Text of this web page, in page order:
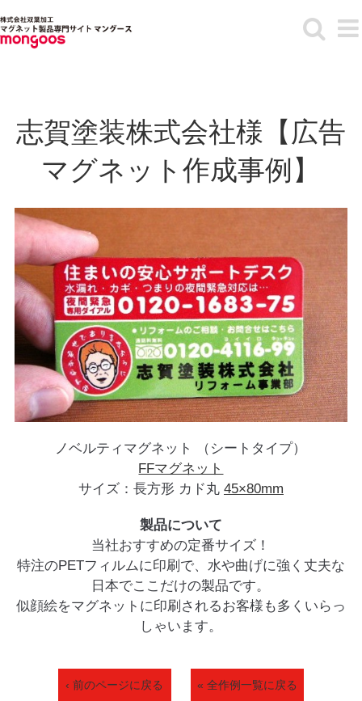
to
content
志賀塗装株式会社様【広告
マグネット作成事例】
ノベルティマグネット （シートタイプ）
FFマグネット
サイズ：長方形 カド丸 45×80mm
製品について
当社おすすめの定番サイズ！
特注のPETフィルムに印刷で、水や曲げに強く丈夫な
日本でここだけの製品です。
似顔絵をマグネットに印刷されるお客様も多くいらっ
しゃいます。
‹ 前のページに戻る « 全作例一覧に戻る